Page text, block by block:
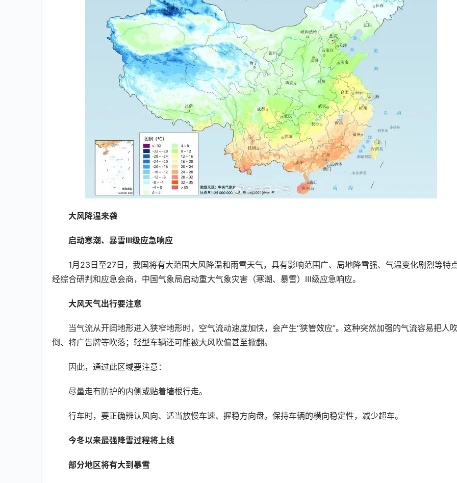
大风降温来袭
启动寒潮、暴雪Ⅲ级应急响应
1月23日至27日，我国将有大范围大风降温和雨雪天气，具有影响范围广、局地降雪强、气温变化剧烈等特
经综合研判和应急会商，中国气象局启动重大气象灾害（寒潮、暴雪）Ⅲ级应急响应。
大风天气出行要注意
当气流从开阔地形进入狭窄地形时，空气流动速度加快，会产生“狭管效应”。这种突然加强的气流容易把人
倒、将广告牌等吹落；轻型车辆还可能被大风吹偏甚至掀翻。
因此，通过此区域要注意：
尽量走有防护的内侧或贴着墙根行走。
行车时，要正确辨认风向、适当放慢车速、握稳方向盘。保持车辆的横向稳定性，减少超车。
今冬以来最强降雪过程将上线
部分地区将有大到暴雪